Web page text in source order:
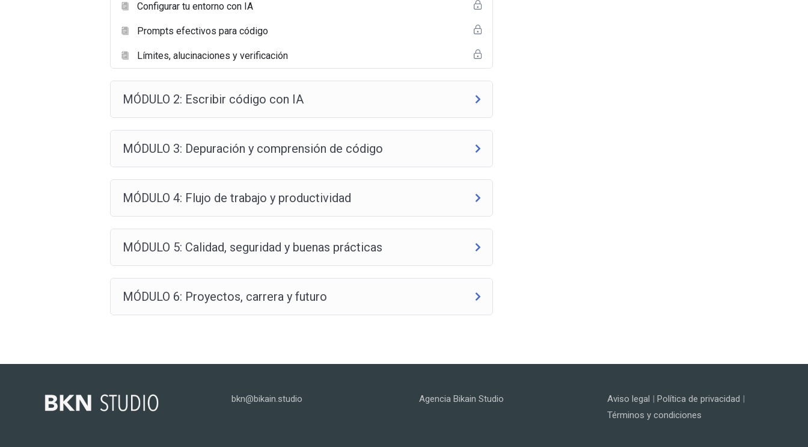
Configurar tu entorno con IA
Prompts efectivos para código
Límites, alucinaciones y verificación
MÓDULO 2: Escribir código con IA
MÓDULO 3: Depuración y comprensión de código
MÓDULO 4: Flujo de trabajo y productividad
MÓDULO 5: Calidad, seguridad y buenas prácticas
MÓDULO 6: Proyectos, carrera y futuro
bkn@bikain.studio Agencia Bikain Studio Aviso legal | Política de privacidad |
Términos y condiciones